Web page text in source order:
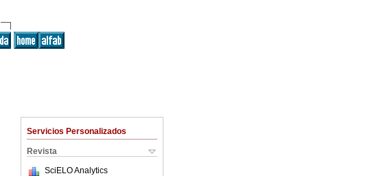
Servicios Personalizados
Revista
SciELO Analytics